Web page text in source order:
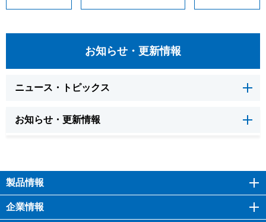
お知らせ・更新情報
ニュース・トピックス
お知らせ・更新情報
製品情報
企業情報